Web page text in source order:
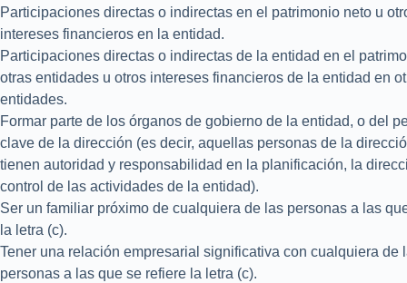
Participaciones directas o indirectas en el patrimonio neto u
intereses financieros en la entidad.
Participaciones directas o indirectas de la entidad en el
otras entidades u otros intereses financieros de la entidad en
entidades.
Formar parte de los órganos de gobierno de la entidad, o del
clave de la dirección (es decir, aquellas personas de la
tienen autoridad y responsabilidad en la planificación, la
control de las actividades de la entidad).
Ser un familiar próximo de cualquiera de las personas a las
la letra (c).
Tener una relación empresarial significativa con cualquiera de
personas a las que se refiere la letra (c).